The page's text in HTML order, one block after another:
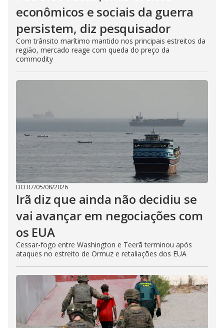
econômicos e sociais da guerra
persistem, diz pesquisador
Com trânsito marítimo mantido nos principais estreitos da
região, mercado reage com queda do preço da
commodity
DO R7/05/08/2026
Irã diz que ainda não decidiu se
vai avançar em negociações com
os EUA
Cessar-fogo entre Washington e Teerã terminou após
ataques no estreito de Ormuz e retaliações dos EUA